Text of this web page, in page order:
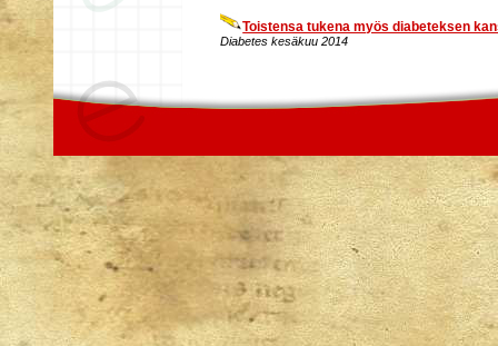
Toistensa tukena myös diabeteksen
Diabetes kesäkuu 2014